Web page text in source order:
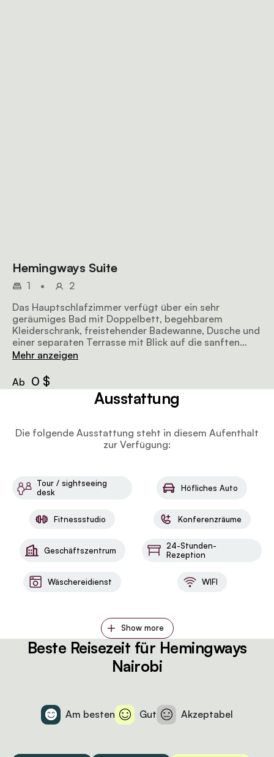
Hemingways Suite
1 •
2
Das Hauptschlafzimmer verfügt über ein sehr
geräumiges Bad mit Doppelbett, begehbarem
Kleiderschrank, freistehender Badewanne, Dusche und
einer separaten Terrasse mit Blick auf die sanften
Rasenflächen und die Ngong-Hügel. Butler-Service
Mehr anzeigen
Ab 0 $
Ausstattung
Die folgende Ausstattung steht in diesem Aufenthalt
zur Verfügung:
Tour / sightseeing
desk
Höfliches Auto
Fitnessstudio Konferenzräume
Geschäftszentrum
24-Stunden-
Rezeption
Wäschereidienst WIFI
Show more
Beste Reisezeit für Hemingways
Nairobi
Am besten Gut Akzeptabel